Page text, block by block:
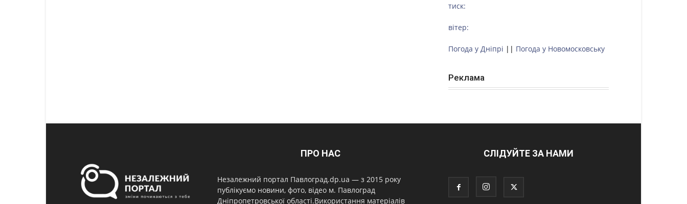
тиск:
вітер:
Погода у Дніпрі || Погода у Новомосковську
Реклама
ПРО НАС
Незалежний портал Павлоград.dp.ua — з 2015 року
публікуємо новини, фото, відео м. Павлоград
Дніпропетровської області.Використання матеріалів
СЛІДУЙТЕ ЗА НАМИ